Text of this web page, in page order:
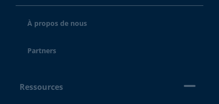
À propos de nous
Partners
Ressources